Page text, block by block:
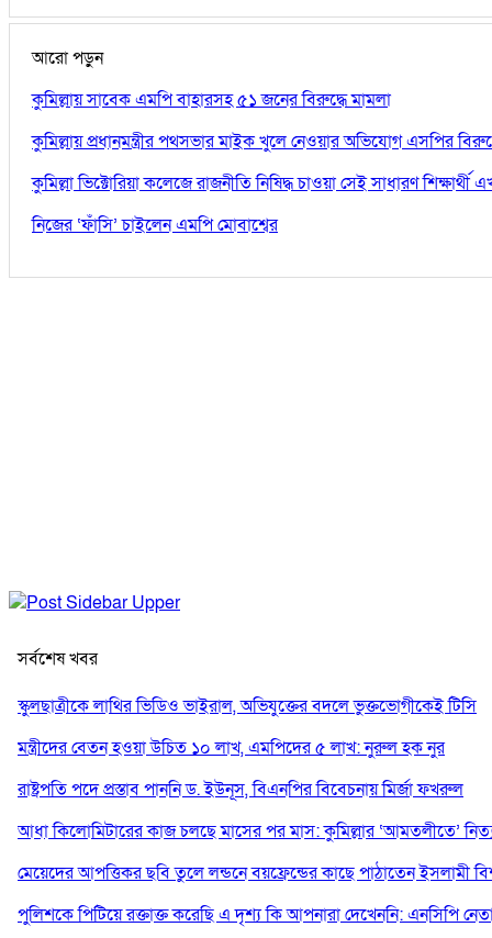
আরো পড়ুন
কুমিল্লায় সাবেক এমপি বাহারসহ ৫১ জনের বিরুদ্ধে মামলা
কুমিল্লায় প্রধানমন্ত্রীর পথসভার মাইক খুলে নেওয়ার অভিযোগ এসপির
কুমিল্লা ভিক্টোরিয়া কলেজে রাজনীতি নিষিদ্ধ চাওয়া সেই সাধারণ
নিজের ‘ফাঁসি’ চাইলেন এমপি মোবাশ্বের
সর্বশেষ খবর
স্কুলছাত্রীকে লাথির ভিডিও ভাইরাল, অভিযুক্তের বদলে ভুক্তভোগীকেই টিসি
মন্ত্রীদের বেতন হওয়া উচিত ১০ লাখ, এমপিদের ৫ লাখ: নুরুল হক নুর
রাষ্ট্রপতি পদে প্রস্তাব পাননি ড. ইউনূস, বিএনপির বিবেচনায় মির্জা ফখরুল
আধা কিলোমিটারের কাজ চলছে মাসের পর মাস: কুমিল্লার ‘আমতলীতে’
মেয়েদের আপত্তিকর ছবি তুলে লন্ডনে বয়ফ্রেন্ডের কাছে পাঠাতেন ইসলামী
পুলিশকে পিটিয়ে রক্তাক্ত করেছি এ দৃশ্য কি আপনারা দেখেননি: এনসিপি